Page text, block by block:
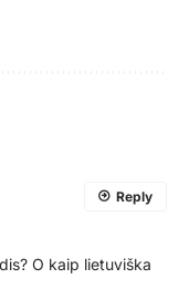
O kaip lietuviška
Reply